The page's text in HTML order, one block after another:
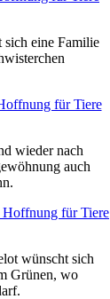
eine Familie
wieder nach
auch
wünscht sich
Grünen, wo